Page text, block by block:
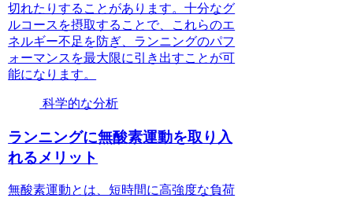
切れたりすることがあります。十分なグ
ルコースを摂取することで、これらのエ
ネルギー不足を防ぎ、ランニングのパフ
ォーマンスを最大限に引き出すことが可
能になります。
科学的な分析
ランニングに無酸素運動を取り入
れるメリット
無酸素運動とは、短時間に高強度な負荷